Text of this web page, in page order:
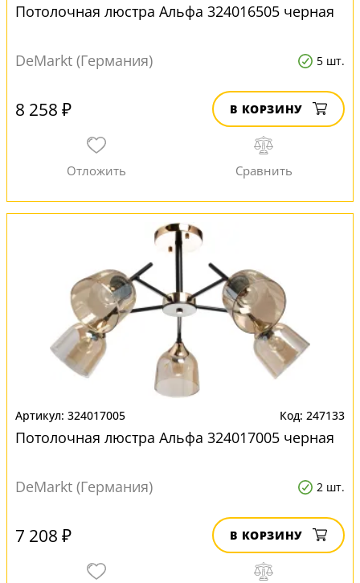
Потолочная люстра Альфа 324016505 черная
DeMarkt (Германия) 5 шт.
8 258 ₽ В КОРЗИНУ
324017005 247133
Потолочная люстра Альфа 324017005 черная
DeMarkt (Германия) 2 шт.
7 208 ₽ В КОРЗИНУ